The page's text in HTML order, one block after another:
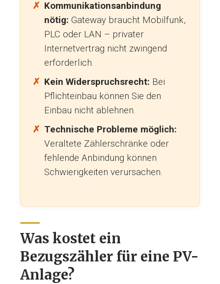
Kommunikationsanbindung
nötig: Gateway braucht Mobilfunk,
PLC oder LAN – privater
Internetvertrag nicht zwingend
erforderlich.
Kein Widerspruchsrecht: Bei
Pflichteinbau können Sie den
Einbau nicht ablehnen.
Technische Probleme möglich:
Veraltete Zählerschränke oder
fehlende Anbindung können
Schwierigkeiten verursachen.
Was kostet ein
Bezugszähler für eine PV-
Anlage?